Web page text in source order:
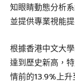
知眼睛動態分析
並提供專業視能
根據香港中文大
達到歷史新高，
情前的13.9%上